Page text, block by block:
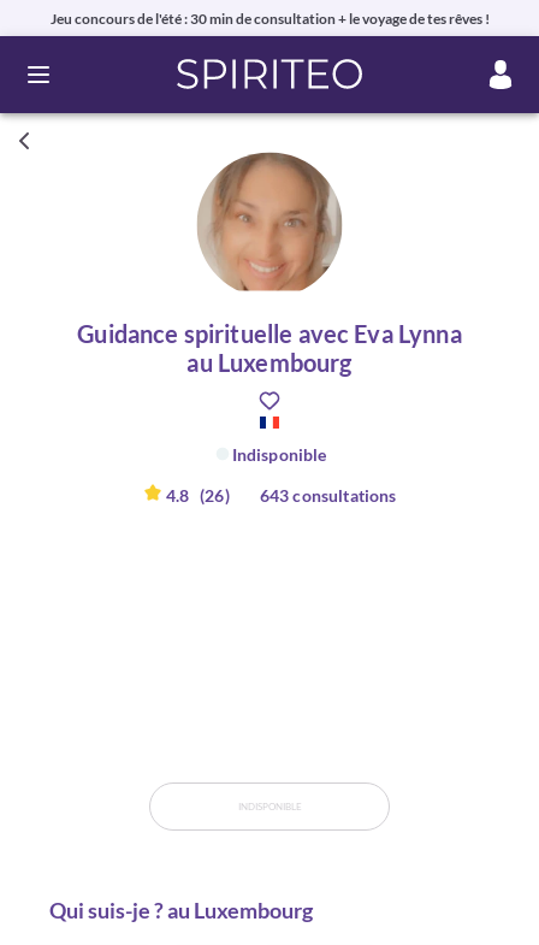
Jeu concours de l'été : 30 min de consultation + le voyage de tes rêves !
Ouvrir le menu
Guidance spirituelle avec Eva Lynna
au Luxembourg
Indisponible
4.8 (26) 643 consultations
INDISPONIBLE
Qui suis-je ? au Luxembourg